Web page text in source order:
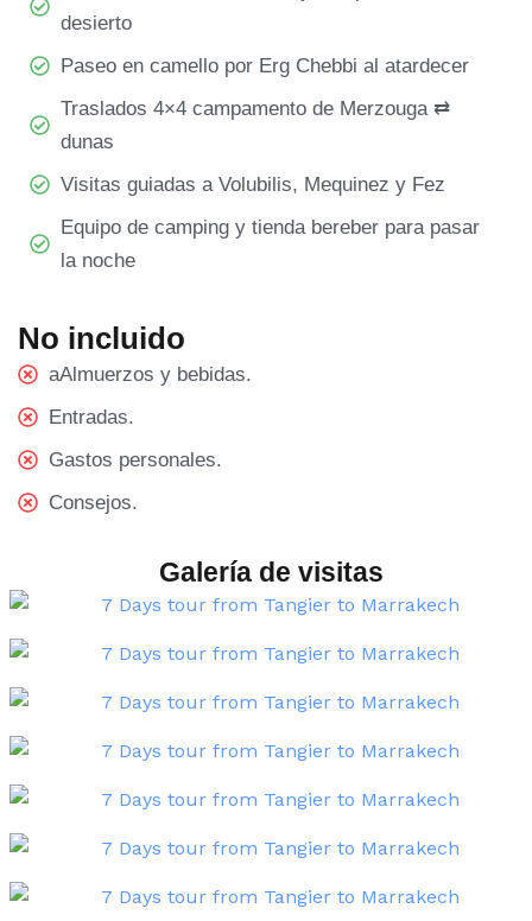
desierto
Paseo en camello por Erg Chebbi al atardecer
Traslados 4×4 campamento de Merzouga ⇄
dunas
Visitas guiadas a Volubilis, Mequinez y Fez
Equipo de camping y tienda bereber para pasar
la noche
No incluido
aAlmuerzos y bebidas.
Entradas.
Gastos personales.
Consejos.
Galería de visitas